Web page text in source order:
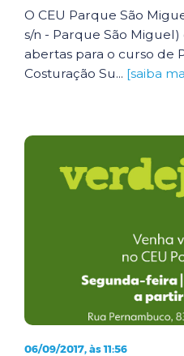
O CEU Parque São
s/n - Parque São Miguel)
abertas para o curso de
Costuração Su... [saiba
06/09/2017, às 11:56